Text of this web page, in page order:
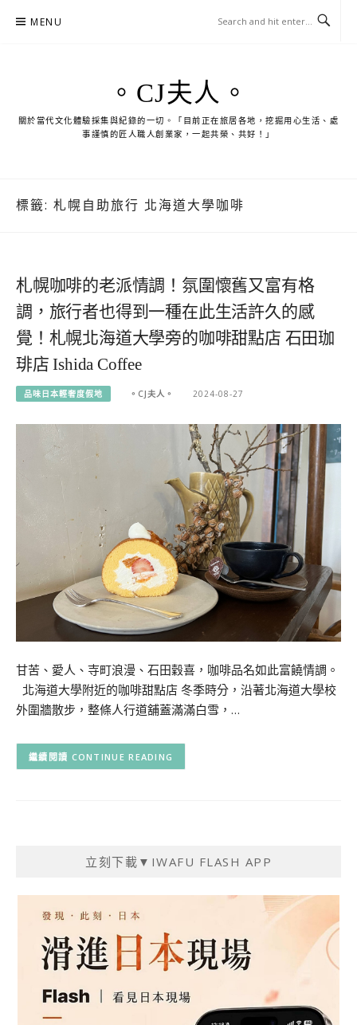
MENU
。CJ夫人。
關於當代文化體驗採集與紀錄的一切。「目前正在旅居各地，挖掘用心生活、處
事謹慎的匠人職人創業家，一起共榮、共好！」
標籤: 札幌自助旅行 北海道大學咖啡
札幌咖啡的老派情調！氛圍懷舊又富有格
調，旅行者也得到一種在此生活許久的感
覺！札幌北海道大學旁的咖啡甜點店 石田珈
琲店 Ishida Coffee
品味日本輕奢度假地 。CJ夫人。 2024-08-27
甘苦、愛人、寺町浪漫、石田穀喜，咖啡品名如此富饒情調。
北海道大學附近的咖啡甜點店 冬季時分，沿著北海道大學校
外圍牆散步，整條人行道舖蓋滿滿白雪，…
CONTINUE READING
立刻下載▼IWAFU FLASH APP